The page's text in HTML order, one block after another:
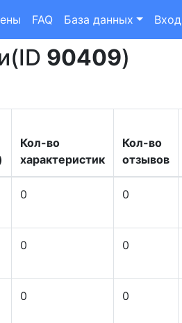
FAQ База данных Вход
90409)
Кол-во
характеристик
Кол-во
отзывов
0 0
0 0
0 0